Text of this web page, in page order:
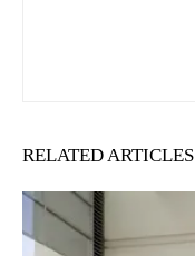
RELATED ARTICLES